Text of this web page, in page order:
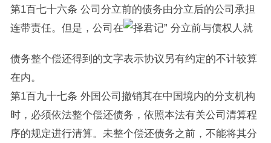
第1百七十六条 公司分立前的债务由分立后的公司承担
连带责任。但是，公司在
分立前与债权人就
债务整个偿还得到的文字表示协议另有约定的不计较算
在内。
第1百九十七条 外国公司撤销其在中国境内的分支机构
时，必须依法整个偿还债务，依照本法有关公司清算程
序的规定进行清算。未整个偿还债务之前，不能将其分